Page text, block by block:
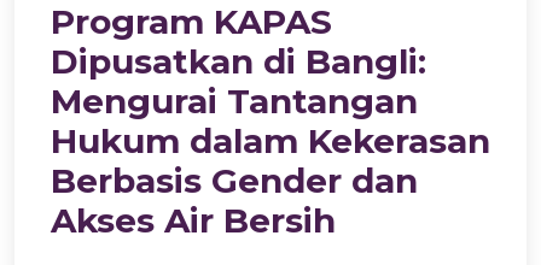
Program KAPAS
Dipusatkan di Bangli:
Mengurai Tantangan
Hukum dalam Kekerasan
Berbasis Gender dan
Akses Air Bersih